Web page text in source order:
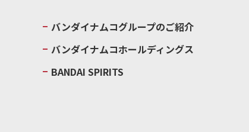
バンダイナムコグループのご紹介
バンダイナムコホールディングス
BANDAI SPIRITS